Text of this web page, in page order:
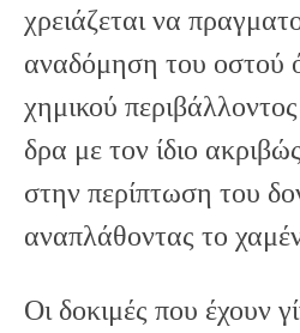
χρειάζεται να
αναδόμηση του οστού
χημικού
δρα με τον ίδιο
στην περίπτωση του
αναπλάθοντας το
Οι δοκιμές που έχουν